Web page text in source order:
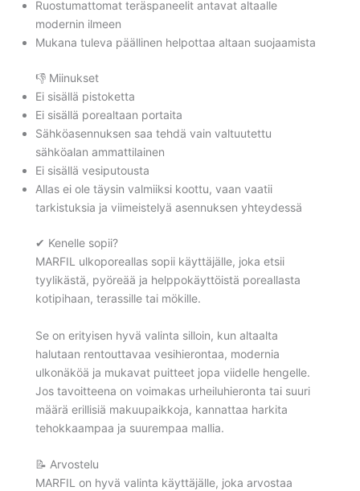
Ruostumattomat teräspaneelit antavat altaalle
modernin ilmeen
Mukana tuleva päällinen helpottaa altaan suojaamista
👎 Miinukset
Ei sisällä pistoketta
Ei sisällä porealtaan portaita
Sähköasennuksen saa tehdä vain valtuutettu
sähköalan ammattilainen
Ei sisällä vesiputousta
Allas ei ole täysin valmiiksi koottu, vaan vaatii
tarkistuksia ja viimeistelyä asennuksen yhteydessä
✔ Kenelle sopii?
MARFIL ulkoporeallas sopii käyttäjälle, joka etsii
tyylikästä, pyöreää ja helppokäyttöistä poreallasta
kotipihaan, terassille tai mökille.
Se on erityisen hyvä valinta silloin, kun altaalta
halutaan rentouttavaa vesihierontaa, modernia
ulkonäköä ja mukavat puitteet jopa viidelle hengelle.
Jos tavoitteena on voimakas urheiluhieronta tai suuri
määrä erillisiä makuupaikkoja, kannattaa harkita
tehokkaampaa ja suurempaa mallia.
📝 Arvostelu
MARFIL on hyvä valinta käyttäjälle, joka arvostaa